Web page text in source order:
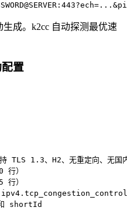
成。k2cc 自动探测最优速
置
TLS 1.3、H2、无重定向、无国
行）
行）